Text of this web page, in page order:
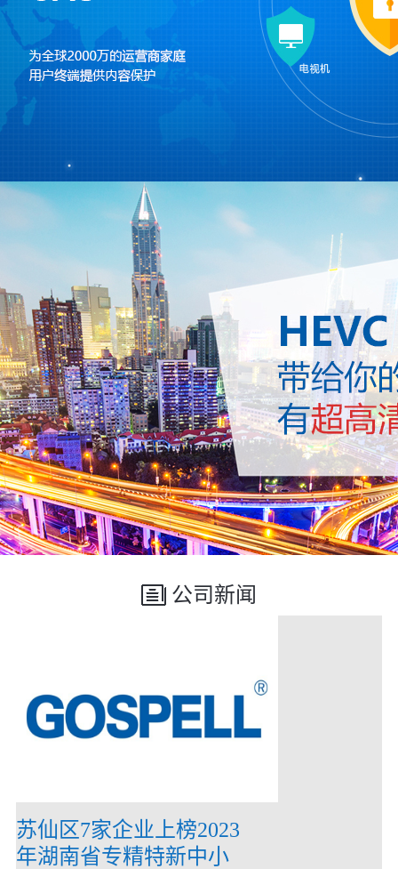
公司新闻
苏仙区7家企业上榜2023
年湖南省专精特新中小